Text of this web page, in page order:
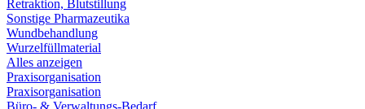
Retraktion, Blutstillung
Sonstige Pharmazeutika
Wundbehandlung
Wurzelfüllmaterial
Alles anzeigen
Praxisorganisation
Praxisorganisation
Büro- & Verwaltungs-Bedarf